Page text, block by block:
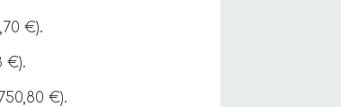
€).
€).
€).